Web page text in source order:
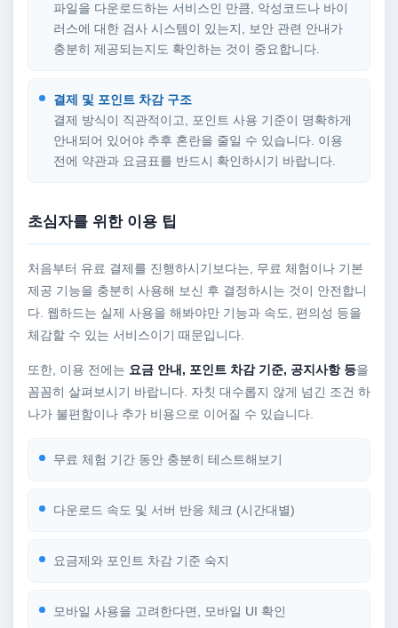
파일을 다운로드하는 서비스인 만큼, 악성코드나 바이
러스에 대한 검사 시스템이 있는지, 보안 관련 안내가
충분히 제공되는지도 확인하는 것이 중요합니다.
결제 및 포인트 차감 구조
결제 방식이 직관적이고, 포인트 사용 기준이 명확하게
안내되어 있어야 추후 혼란을 줄일 수 있습니다. 이용
전에 약관과 요금표를 반드시 확인하시기 바랍니다.
초심자를 위한 이용 팁
처음부터 유료 결제를 진행하시기보다는, 무료 체험이나 기본
제공 기능을 충분히 사용해 보신 후 결정하시는 것이 안전합니
다. 웹하드는 실제 사용을 해봐야만 기능과 속도, 편의성 등을
체감할 수 있는 서비스이기 때문입니다.
또한, 이용 전에는 요금 안내, 포인트 차감 기준, 공지사항 등을
꼼꼼히 살펴보시기 바랍니다. 자칫 대수롭지 않게 넘긴 조건 하
나가 불편함이나 추가 비용으로 이어질 수 있습니다.
무료 체험 기간 동안 충분히 테스트해보기
다운로드 속도 및 서버 반응 체크 (시간대별)
요금제와 포인트 차감 기준 숙지
모바일 사용을 고려한다면, 모바일 UI 확인